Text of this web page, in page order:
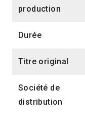
production
Durée
Titre original
Société de
distribution